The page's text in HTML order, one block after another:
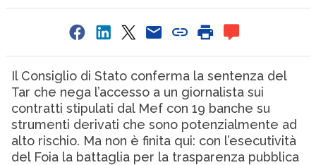
Il Consiglio di Stato conferma la sentenza del
Tar che nega l’accesso a un giornalista sui
contratti stipulati dal Mef con 19 banche su
strumenti derivati che sono potenzialmente ad
alto rischio. Ma non è finita qui: con l’esecutività
del Foia la battaglia per la trasparenza pubblica